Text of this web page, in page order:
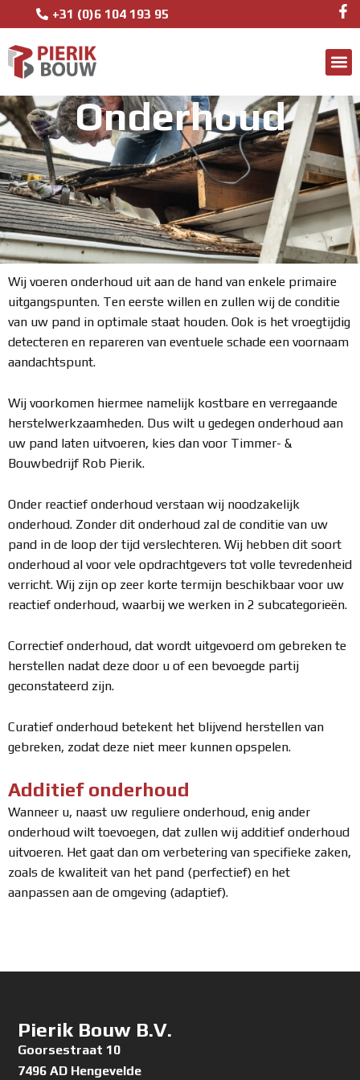
+31 (0)6 104 193 95
Onderhoud
Wij voeren onderhoud uit aan de hand van enkele primaire
uitgangspunten. Ten eerste willen en zullen wij de conditie
van uw pand in optimale staat houden. Ook is het vroegtijdig
detecteren en repareren van eventuele schade een voornaam
aandachtspunt.
Wij voorkomen hiermee namelijk kostbare en verregaande
herstelwerkzaamheden. Dus wilt u gedegen onderhoud aan
uw pand laten uitvoeren, kies dan voor Timmer- &
Bouwbedrijf Rob Pierik.
Onder reactief onderhoud verstaan wij noodzakelijk
onderhoud. Zonder dit onderhoud zal de conditie van uw
pand in de loop der tijd verslechteren. Wij hebben dit soort
onderhoud al voor vele opdrachtgevers tot volle tevredenheid
verricht. Wij zijn op zeer korte termijn beschikbaar voor uw
reactief onderhoud, waarbij we werken in 2 subcategorieën.
Correctief onderhoud, dat wordt uitgevoerd om gebreken te
herstellen nadat deze door u of een bevoegde partij
geconstateerd zijn.
Curatief onderhoud betekent het blijvend herstellen van
gebreken, zodat deze niet meer kunnen opspelen.
Additief onderhoud
Wanneer u, naast uw reguliere onderhoud, enig ander
onderhoud wilt toevoegen, dat zullen wij additief onderhoud
uitvoeren. Het gaat dan om verbetering van specifieke zaken,
zoals de kwaliteit van het pand (perfectief) en het
aanpassen aan de omgeving (adaptief).
Pierik Bouw B.V.
Goorsestraat 10
7496 AD Hengevelde